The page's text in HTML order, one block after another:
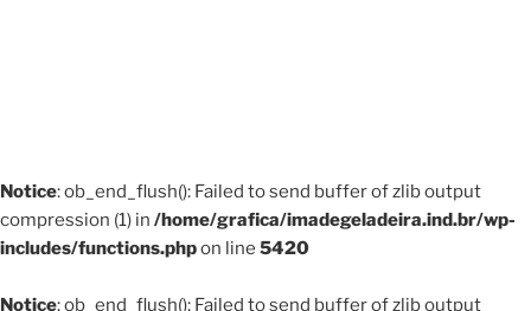
Notice: ob_end_flush(): Failed to send buffer of zlib output
compression (1) in /home/grafica/imadegeladeira.ind.br/wp-
includes/functions.phpon line 5420
Notice: ob_end_flush(): Failed to send buffer of zlib output